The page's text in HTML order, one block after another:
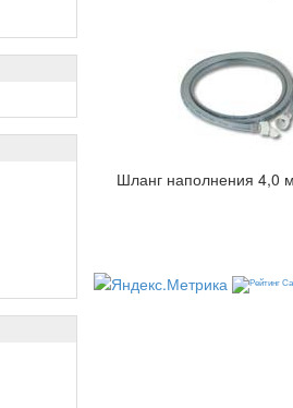
Шланг наполнения 4,0